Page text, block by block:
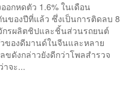
อกหดตัว 1.6% ในเดือน
นของปีที่แล้ว ซึ่งเป็นการติดลบ 8
กรผลิตชิปและชิ้นส่วนรถยนต์
ของดีมานด์ในจีนและหลาย
ขดังกล่าวยังดีกว่าโพลสำรวจ
าจะ...